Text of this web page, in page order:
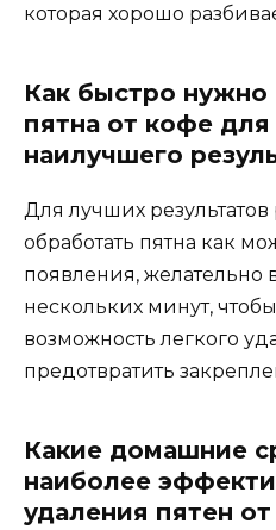
которая хорошо
Как быстро нужно
пятна от кофе
наилучшего
Для лучших
обработать пятна как
появления, желательно
нескольких минут,
возможность легкого
предотвратить
Какие домашние
наиболее
удаления пятен от